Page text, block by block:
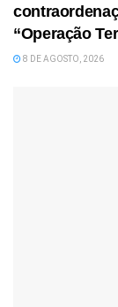
“Operação
8 DE AGOSTO, 2026